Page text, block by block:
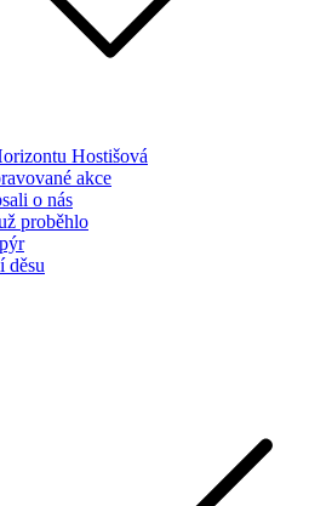
Hostišová
akce
o nás
proběhlo
děsu